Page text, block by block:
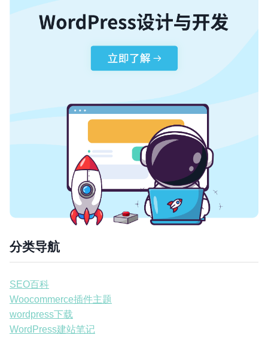
分类导航
SEO百科
Woocommerce插件主题
wordpress下载
WordPress建站笔记